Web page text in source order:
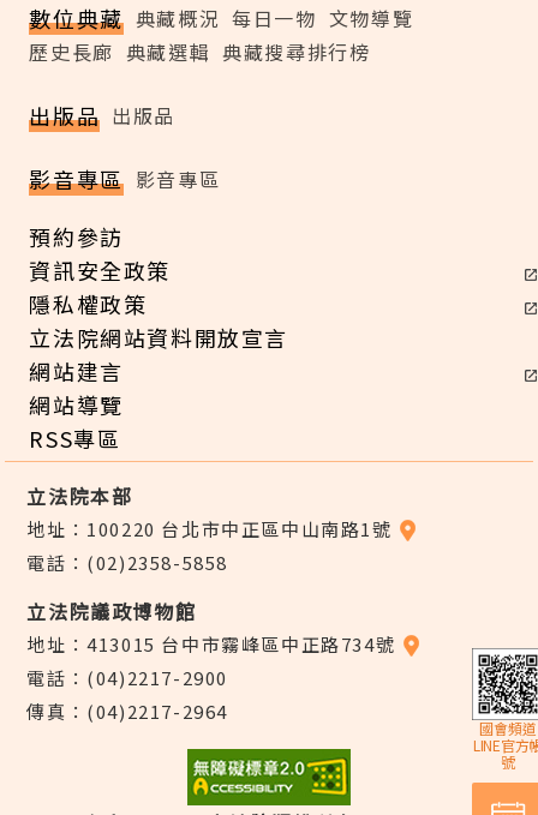
數位典藏 典藏概況 每日一物 文物導覽
歷史長廊 典藏選輯 典藏搜尋排行榜
出版品 出版品
影音專區 影音專區
預約參訪
資訊安全政策
隱私權政策
立法院網站資料開放宣言
網站建言
網站導覽
RSS專區
立法院本部
地址：100220 台北市中正區中山南路1號
電話：(02)2358-5858
立法院議政博物館
地址：413015 台中市霧峰區中正路734號
電話：(04)2217-2900
傳真：(04)2217-2964
國會頻道
LINE官方
號